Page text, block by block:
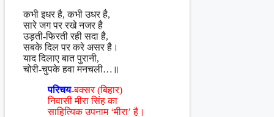
कभी इधर है, कभी उधर है,
सारे जग पर रखे नजर है
उड़ती-फिरती रही सदा है,
सबके दिल पर करे असर है।
याद दिलाए बात पुरानी,
चोरी-चुपके हवा मनचली…॥
परिचय-बक्सर (बिहार)
निवासी मीरा सिंह का
साहित्यिक उपनाम ‘मीरा’ है।